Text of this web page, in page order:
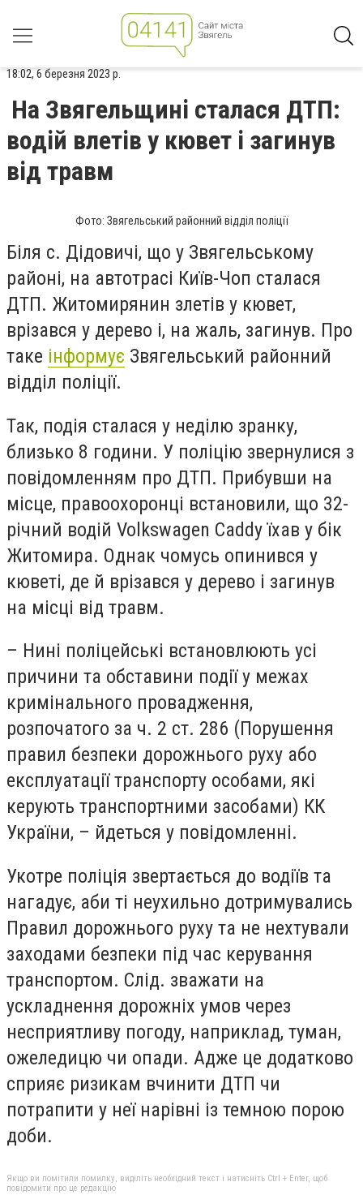
18:02, 6 березня 2023 р.
На Звягельщині сталася ДТП:
водій влетів у кювет і загинув
від травм
Фото: Звягельський районний відділ поліції
Біля с. Дідовичі, що у Звягельському
районі, на автотрасі Київ-Чоп сталася
ДТП. Житомирянин злетів у кювет,
врізався у дерево і, на жаль, загинув. Про
таке інформує Звягельський районний
відділ поліції.
Так, подія сталася у неділю зранку,
близько 8 години. У поліцію звернулися з
повідомленням про ДТП. Прибувши на
місце, правоохоронці встановили, що 32-
річний водій Volkswagen Caddy їхав у бік
Житомира. Однак чомусь опинився у
кюветі, де й врізався у дерево і загинув
на місці від травм.
– Нині поліцейські встановлюють усі
причини та обставини події у межах
кримінального провадження,
розпочатого за ч. 2 ст. 286 (Порушення
правил безпеки дорожнього руху або
експлуатації транспорту особами, які
керують транспортними засобами) КК
України, – йдеться у повідомленні.
Укотре поліція звертається до водіїв та
нагадує, аби ті неухильно дотримувались
Правил дорожнього руху та не нехтували
заходами безпеки під час керування
транспортом. Слід. зважати на
ускладнення дорожніх умов через
несприятливу погоду, наприклад, туман,
ожеледицю чи опади. Адже це додатково
сприяє ризикам вчинити ДТП чи
потрапити у неї нарівні із темною порою
доби.
Якщо ви помітили помилку, виділіть необхідний текст і натисніть Ctrl + Enter, щоб
повідомити про це редакцію